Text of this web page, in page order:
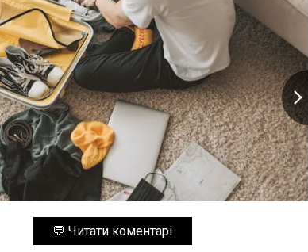
💬 Читати коментарі